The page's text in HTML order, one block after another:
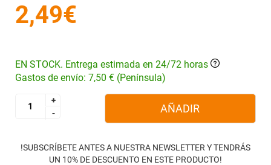
2,49€
EN STOCK. Entrega estimada en 24/72 horas
Gastos de envío: 7,50 € (Península)
+
-
+
-
AÑADIR
!SUBSCRÍBETE ANTES A NUESTRA NEWSLETTER Y TENDRÁS
UN 10% DE DESCUENTO EN ESTE PRODUCTO!